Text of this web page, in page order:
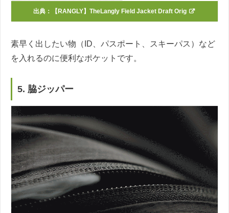
出典： 【RANGLY】TheLangly Field Jacket Draft Orig
素早く出したい物（ID、パスポート、スキーパス）など
を入れるのに便利なポケットです。
5. 脇ジッパー